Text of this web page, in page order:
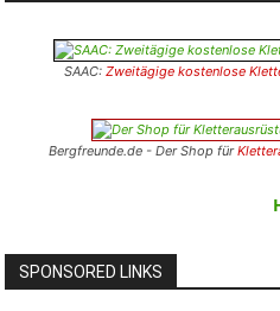
SAAC: Zweitägige kostenlose
Bergfreunde.de - Der Shop für
SPONSORED LINKS